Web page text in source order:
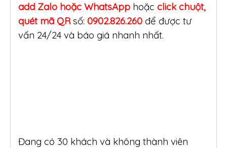
add Zalo hoặc WhatsApp hoặc click chuột,
quét mã QRsố: 0902.826.260 để được tư
vấn 24/24 và báo giá nhanh nhất.
Đang có 30 khách và không thành viên